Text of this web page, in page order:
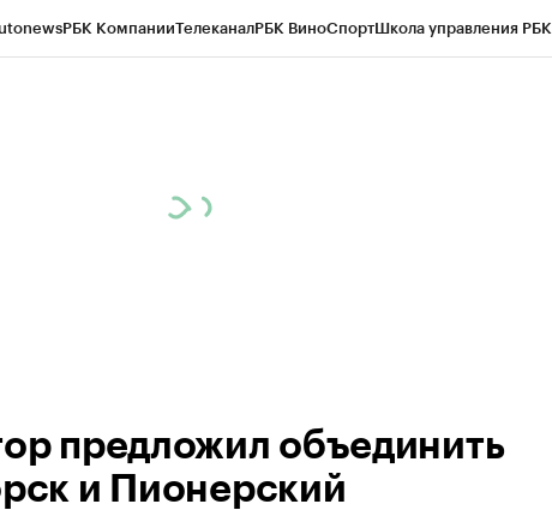
РБК КомпанииТелеканалРБК ВиноСпортШкола управления РБК
предложил объединить
и Пионерский